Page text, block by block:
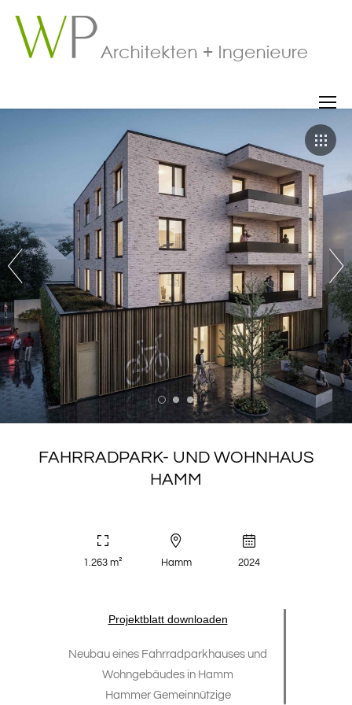
FAHRRADPARK- UND WOHNHAUS
HAMM
1.263 m² Hamm 2024
Projektblatt downloaden
Neubau eines Fahrradparkhauses und
Wohngebäudes in Hamm
Hammer Gemeinnützige